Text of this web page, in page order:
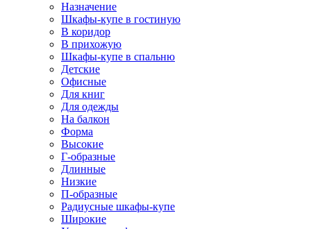
Назначение
Шкафы-купе в гостиную
В коридор
В прихожую
Шкафы-купе в спальню
Детские
Офисные
Для книг
Для одежды
На балкон
Форма
Высокие
Г-образные
Длинные
Низкие
П-образные
Радиусные шкафы-купе
Широкие